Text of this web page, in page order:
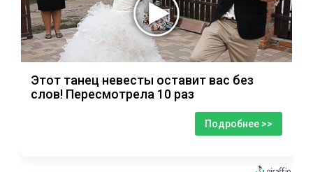
Этот танец невесты оставит вас без
слов! Пересмотрела 10 раз
Подробнее >>